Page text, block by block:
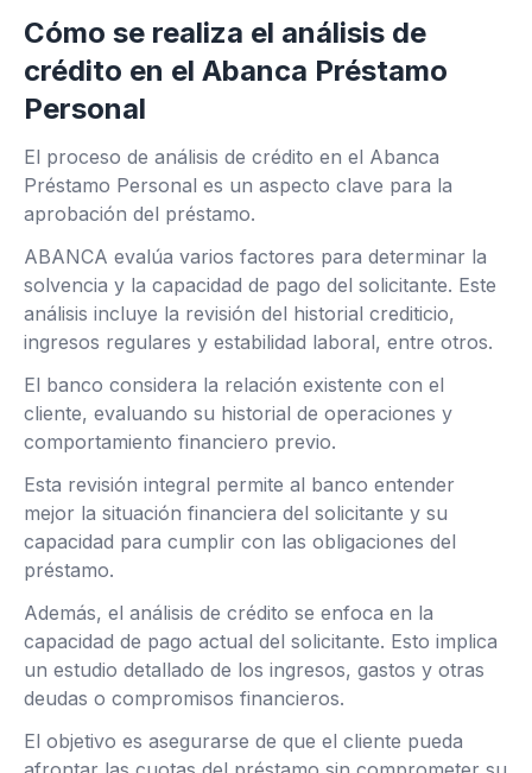
Cómo se realiza el análisis de
crédito en el Abanca Préstamo
Personal
El proceso de análisis de crédito en el Abanca
Préstamo Personal es un aspecto clave para la
aprobación del préstamo.
ABANCA evalúa varios factores para determinar la
solvencia y la capacidad de pago del solicitante. Este
análisis incluye la revisión del historial crediticio,
ingresos regulares y estabilidad laboral, entre otros.
El banco considera la relación existente con el
cliente, evaluando su historial de operaciones y
comportamiento financiero previo.
Esta revisión integral permite al banco entender
mejor la situación financiera del solicitante y su
capacidad para cumplir con las obligaciones del
préstamo.
Además, el análisis de crédito se enfoca en la
capacidad de pago actual del solicitante. Esto implica
un estudio detallado de los ingresos, gastos y otras
deudas o compromisos financieros.
El objetivo es asegurarse de que el cliente pueda